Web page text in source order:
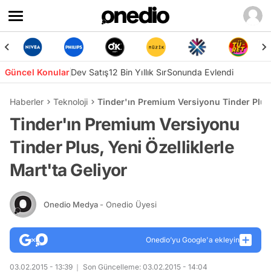
Güncel KonularDev Satış12 Bin Yıllık SırSonunda Evlendi
Haberler Teknoloji Tinder'ın Premium Versiyonu Tinder
Tinder'ın Premium Versiyonu
Tinder Plus, Yeni Özelliklerle
Mart'ta Geliyor
Onedio Medya - Onedio Üyesi
Onedio’yu Google'a ekleyin
03.02.2015 - 13:39 Son Güncelleme: 03.02.2015 - 14:04